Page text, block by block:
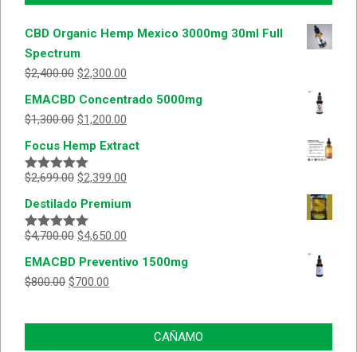
CBD Organic Hemp Mexico 3000mg 30ml Full
Spectrum
$2,400.00 $2,300.00
EMACBD Concentrado 5000mg
$1,300.00 $1,200.00
Focus Hemp Extract
Valorado
5
$2,699.00 $2,399.00
Destilado Premium
Valorado
5
$4,700.00 $4,650.00
EMACBD Preventivo 1500mg
$800.00 $700.00
CAÑAMO